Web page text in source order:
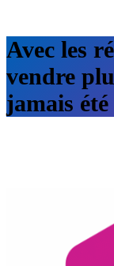
Avec les
vendre
jamais